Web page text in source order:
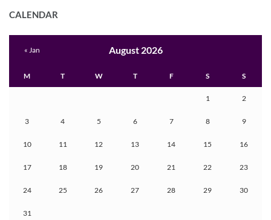
CALENDAR
August 2026
M T W T F S S
1 2
3 4 5 6 7 8 9
10 11 12 13 14 15 16
17 18 19 20 21 22 23
24 25 26 27 28 29 30
31
« Jan